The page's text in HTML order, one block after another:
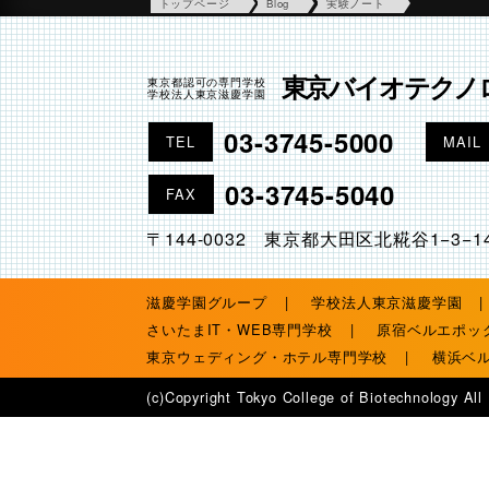
トップページ Blog 実験ノート
東京都認可の専門学校
学校法人東京滋慶学園
東京バイオテクノ
TEL 03-3745-5000 MAIL
FAX 03-3745-5040
〒144-0032 東京都大田区北糀谷
滋慶学園グループ
学校法人東京滋慶学園
さいたまIT・WEB専門学校
原宿ベルエポッ
東京ウェディング・ホテル専門学校
横浜ベ
(c)Copyright Tokyo College of Biotechnology All